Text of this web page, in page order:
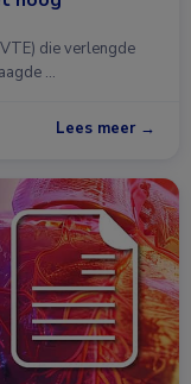
die verlengde
…
Lees meer →